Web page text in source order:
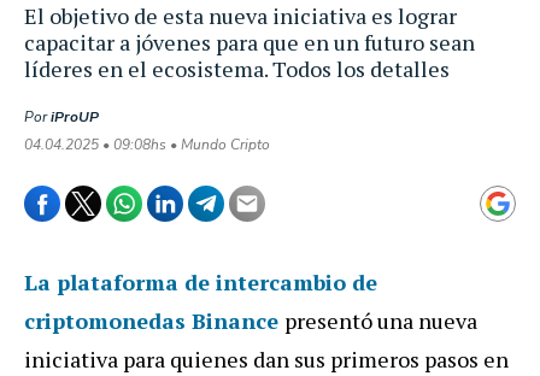
El objetivo de esta nueva iniciativa es lograr
capacitar a jóvenes para que en un futuro sean
líderes en el ecosistema. Todos los detalles
PoriProUP
04.04.2025 • 09:08hs • Mundo Cripto
La plataforma de intercambio de
criptomonedas Binance presentó una nueva
iniciativa para quienes dan sus primeros pasos en